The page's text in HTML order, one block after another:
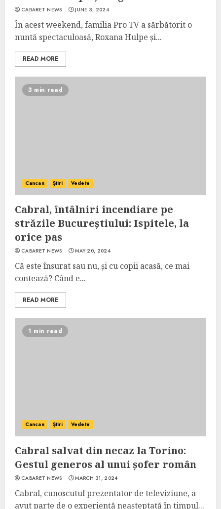
CABARET NEWS JUNE 3, 2024
În acest weekend, familia Pro TV a sărbătorit o
nuntă spectaculoasă, Roxana Hulpe și...
READ MORE
3 min read
Cancan Știri Vedete
Cabral, întâlniri incendiare pe
străzile Bucureștiului: Ispitele, la
orice pas
CABARET NEWS MAY 20, 2024
Că este însurat sau nu, și cu copii acasă, ce mai
contează? Când e...
READ MORE
1 min read
Cancan Știri Vedete
Cabral salvat din necaz la Torino:
Gestul generos al unui șofer român
CABARET NEWS MARCH 31, 2024
Cabral, cunoscutul prezentator de televiziune, a
avut parte de o experiență neașteptată în timpul...